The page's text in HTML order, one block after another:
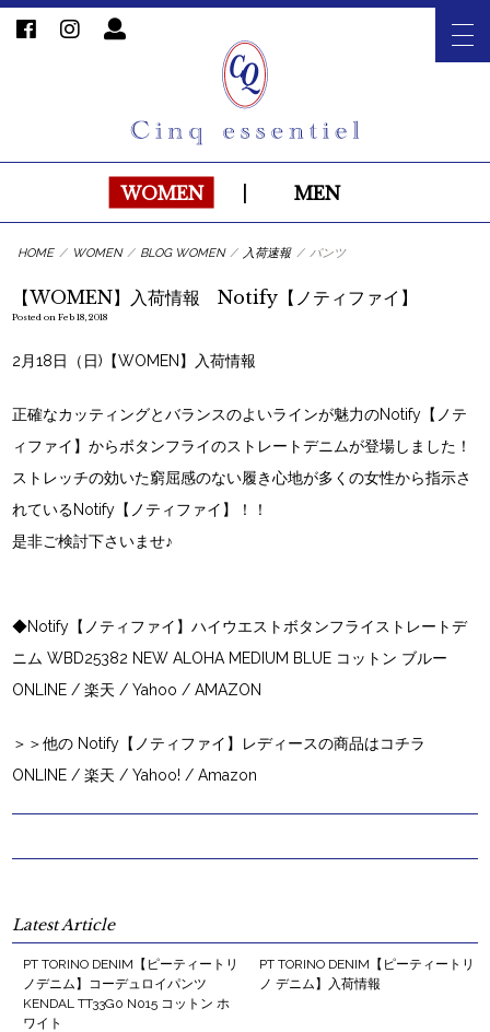
WOMEN MEN
HOME / WOMEN / BLOG WOMEN / 入荷速報 / パンツ
【WOMEN】入荷情報 Notify【ノティファイ】
Posted on Feb 18, 2018
2月18日（日)【WOMEN】入荷情報
正確なカッティングとバランスのよいラインが魅力のNotify【ノテ
ィファイ】からボタンフライのストレートデニムが登場しました！
ストレッチの効いた窮屈感のない履き心地が多くの女性から指示さ
れているNotify【ノティファイ】！！
是非ご検討下さいませ♪
◆Notify【ノティファイ】ハイウエストボタンフライストレートデ
ニム WBD25382 NEW ALOHA MEDIUM BLUE コットン ブルー
ONLINE /楽天 /Yahoo / AMAZON
＞＞他の Notify【ノティファイ】レディースの商品はコチラ
ONLINE /楽天 /Yahoo! /Amazon
Latest Article
PT TORINO DENIM【ピーティートリ
ノデニム】コーデュロイパンツ
KENDAL TT33G0 N015 コットン ホ
ワイト
PT TORINO DENIM【ピーティートリ
ノ デニム】入荷情報